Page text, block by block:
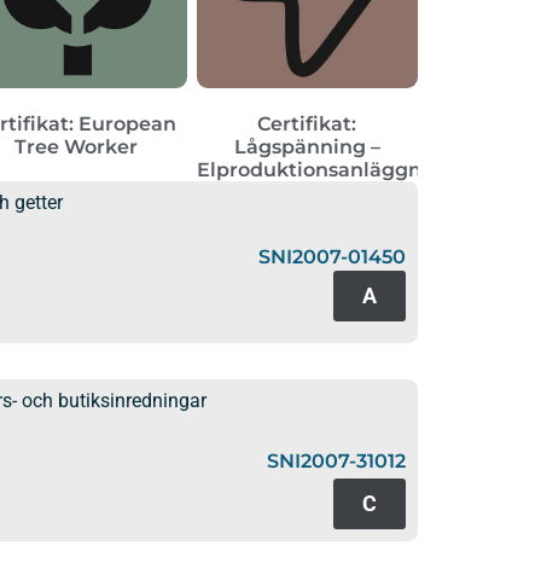
European
Tree Worker
Certifikat:
Lågspänning –
Elproduktionsanläggningar
getter
SNI2007-01450
A
och butiksinredningar
SNI2007-31012
C